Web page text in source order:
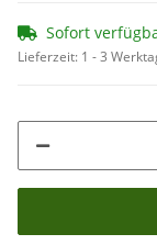
Sofort
Lieferzeit: 1 - 3